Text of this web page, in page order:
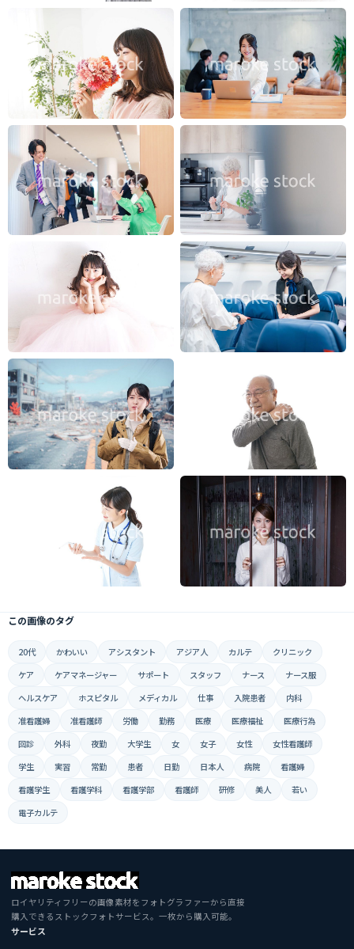
この画像のタグ
20代 かわいい アシスタント アジア人 カルテ
クリニック
ケア
ケアマネージャー サポート スタッフ ナース
ナース服
ヘルスケア
ホスピタル メディカル 仕事 入院患者
内科
准看護婦
准看護師 労働 勤務 医療 医療福祉
医療行為
回診
外科 夜勤 大学生 女 女子 女性
女性看護師
学生
実習 常勤 患者 日勤 日本人 病院
看護婦
看護学生
看護学科 看護学部 看護師 研修 美人
若い
電子カルテ
ロイヤリティフリーの画像素材をフォトグラファーから直接
購入できるストックフォトサービス。一枚から購入可能。
サービス